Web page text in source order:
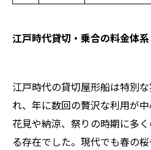
江戸時代貸切・乗合の料金体
江戸時代の貸切屋形船は特別
れ、年に数回の贅沢な利用が
花見や納涼、祭りの時期に多
る存在でした。現代でも春の